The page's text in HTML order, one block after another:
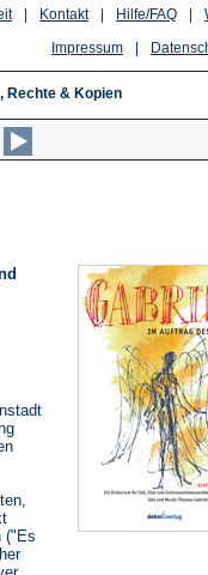
Hilfe/FAQ
Kontakt
Impressum
Rechte & Kopien
("Es